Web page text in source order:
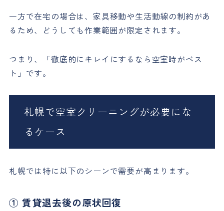
一方で在宅の場合は、家具移動や生活動線の制約があ
るため、どうしても作業範囲が限定されます。
つまり、「徹底的にキレイにするなら空室時がベス
ト」です。
札幌で空室クリーニングが必要にな
るケース
札幌では特に以下のシーンで需要が高まります。
① 賃貸退去後の原状回復